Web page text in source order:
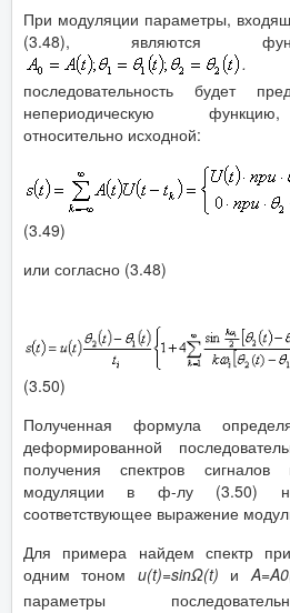
При модуляции параметры,
(3.48), являются
последовательность будет
непериодическую
относительно исходной:
(3.49)
или согласно (3.48)
(3.50)
Полученная формула
деформированной
получения спектров
модуляции в ф-лу (3.50)
соответствующее выражение
Для примера найдем спектр
одним тоном u(t)=sinΩ(t) и A=A0
параметры